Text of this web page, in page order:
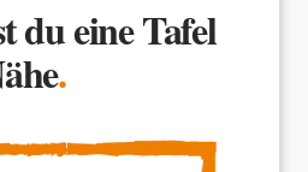
du eine Tafel
.